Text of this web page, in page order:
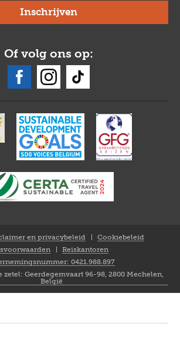
Of volg ons op:
en privacybeleid
Cookiebeleid
Reiskantoren
0421.988.897
Geerdegemvaart 96-98, 2800 Mechelen,
België